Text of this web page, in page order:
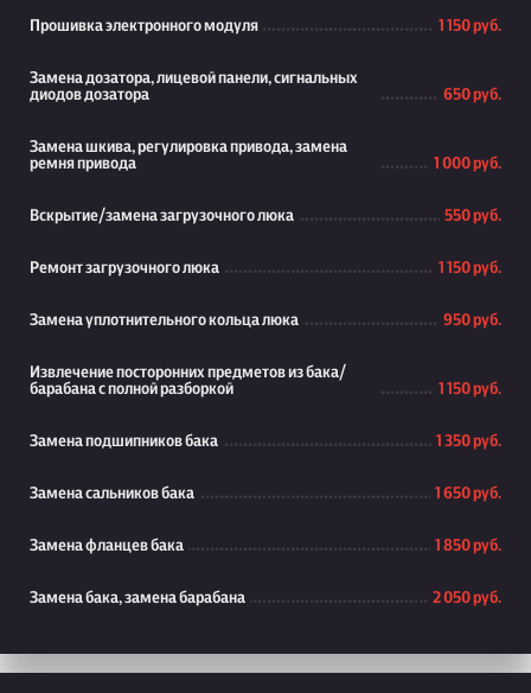
Прошивка электронного модуля 1 150 руб.
Замена дозатора, лицевой панели, сигнальных
диодов дозатора
650 руб.
Замена шкива, регулировка привода, замена
ремня привода
1 000 руб.
Вскрытие/замена загрузочного люка 550 руб.
Ремонт загрузочного люка 1 150 руб.
Замена уплотнительного кольца люка 950 руб.
Извлечение посторонних предметов из бака/
барабана с полной разборкой
1 150 руб.
Замена подшипников бака 1 350 руб.
Замена сальников бака 1 650 руб.
Замена фланцев бака 1 850 руб.
Замена бака, замена барабана 2 050 руб.